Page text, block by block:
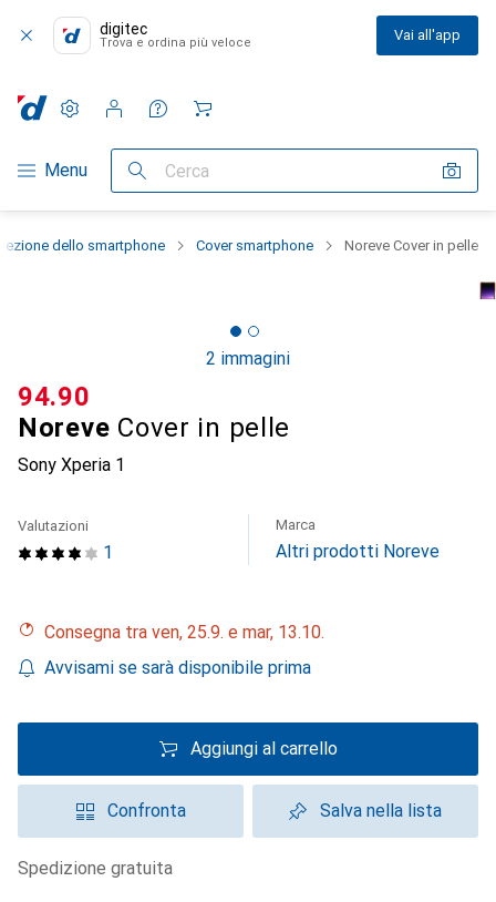
digitec
Trova e ordina più veloce Vai all'app
Categoria Navigazione
Menu Cerca
Impostazioni
Conto cliente
Liste di confronto
Liste dei desideri
Carrello
dello smartphone Cover smartphone Noreve Cover in pelle
2 immagini
Noreve Cover in pelle
Sony Xperia 1
CHF
94.90
1
Valutazioni Marca
Altri prodotti Noreve
Consegna tra ven, 25.9. e mar, 13.10.
Avvisami se sarà disponibile prima
Aggiungi al carrello
Confronta Salva nella lista
spedizione gratuita